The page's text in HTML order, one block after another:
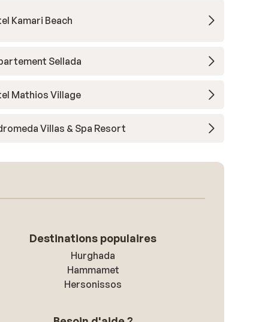
Kamari Beach
Sellada
Mathios Village
Villas & Spa Resort
Destinations populaires
Hurghada
Hammamet
Hersonissos